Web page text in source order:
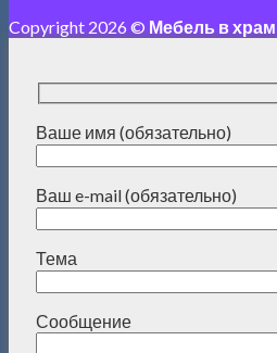
Copyright 2026 ©Мебель в храм
Ваше имя (обязательно)
Ваш e-mail (обязательно)
Тема
Сообщение